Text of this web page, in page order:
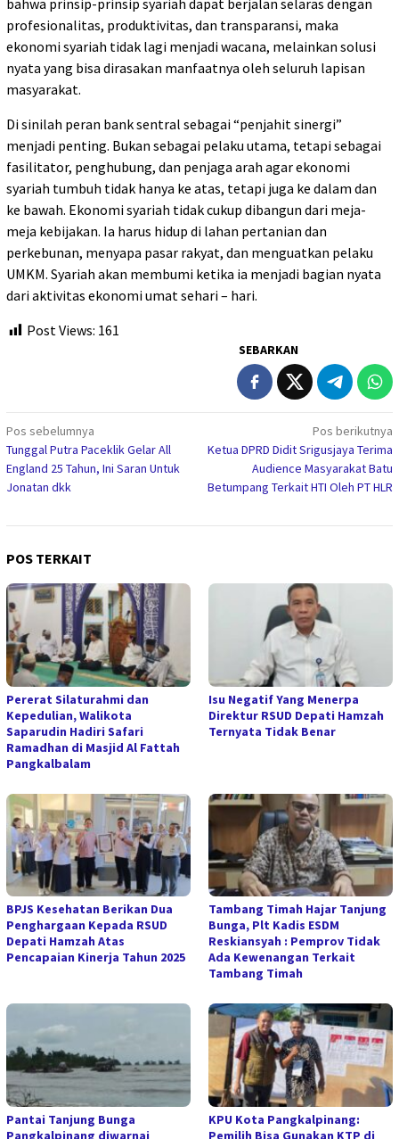
profesionalitas, produktivitas, dan transparansi, maka
ekonomi syariah tidak lagi menjadi wacana, melainkan solusi
nyata yang bisa dirasakan manfaatnya oleh seluruh lapisan
masyarakat.
Di sinilah peran bank sentral sebagai “penjahit sinergi”
menjadi penting. Bukan sebagai pelaku utama, tetapi sebagai
fasilitator, penghubung, dan penjaga arah agar ekonomi
syariah tumbuh tidak hanya ke atas, tetapi juga ke dalam dan
ke bawah. Ekonomi syariah tidak cukup dibangun dari meja-
meja kebijakan. Ia harus hidup di lahan pertanian dan
perkebunan, menyapa pasar rakyat, dan menguatkan pelaku
UMKM. Syariah akan membumi ketika ia menjadi bagian nyata
dari aktivitas ekonomi umat sehari – hari.
Post Views: 161
SEBARKAN
Navigasi
pos
Pos sebelumnya
Tunggal Putra Paceklik Gelar All
England 25 Tahun, Ini Saran Untuk
Jonatan dkk
Pos berikutnya
Ketua DPRD Didit Srigusjaya Terima
Audience Masyarakat Batu
Betumpang Terkait HTI Oleh PT HLR
POS TERKAIT
Pererat Silaturahmi dan
Kepedulian, Walikota
Saparudin Hadiri Safari
Ramadhan di Masjid Al Fattah
Pangkalbalam
Isu Negatif Yang Menerpa
Direktur RSUD Depati Hamzah
Ternyata Tidak Benar
BPJS Kesehatan Berikan Dua
Penghargaan Kepada RSUD
Depati Hamzah Atas
Pencapaian Kinerja Tahun 2025
Tambang Timah Hajar Tanjung
Bunga, Plt Kadis ESDM
Reskiansyah : Pemprov Tidak
Ada Kewenangan Terkait
Tambang Timah
Pantai Tanjung Bunga
Pangkalpinang diwarnai
KPU Kota Pangkalpinang:
Pemilih Bisa Gunakan KTP di